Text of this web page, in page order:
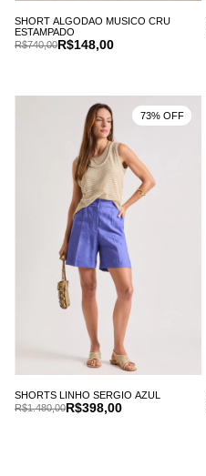
SHORT ALGODAO MUSICO CRU
ESTAMPADO
R$148,00
R$740,00
SHORTS LINHO SERGIO AZUL
R$398,00
R$1.480,00
73% OFF